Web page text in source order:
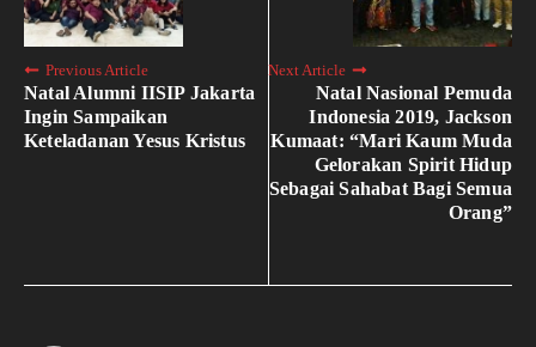
Previous Article
Natal Alumni IISIP Jakarta
Ingin Sampaikan
Keteladanan Yesus Kristus
Next Article
Natal Nasional Pemuda
Indonesia 2019, Jackson
Kumaat: “Mari Kaum Muda
Gelorakan Spirit Hidup
Sebagai Sahabat Bagi Semua
Orang”